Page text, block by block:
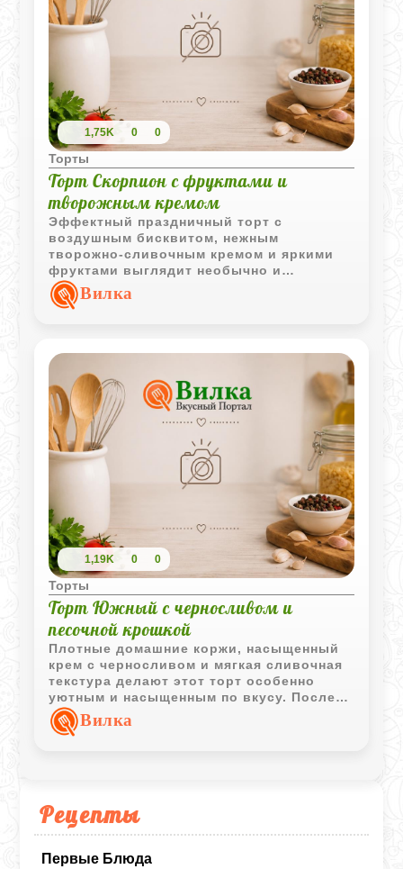
Рецепты
Первые Блюда
1,75K 0 0
Торты
Торт Скорпион с фруктами и
творожным кремом
Эффектный праздничный торт с
воздушным бисквитом, нежным
творожно-сливочным кремом и яркими
фруктами выглядит необычно и
запоминается не только вкусом, но и
оригинальным оформлением.
Вилка
1,19K 0 0
Торты
Торт Южный с черносливом и
песочной крошкой
Плотные домашние коржи, насыщенный
крем с черносливом и мягкая сливочная
текстура делают этот торт особенно
уютным и насыщенным по вкусу. После
выдержки десерт становится нежным,
хорошо пропитывается и приобретает
Вилка